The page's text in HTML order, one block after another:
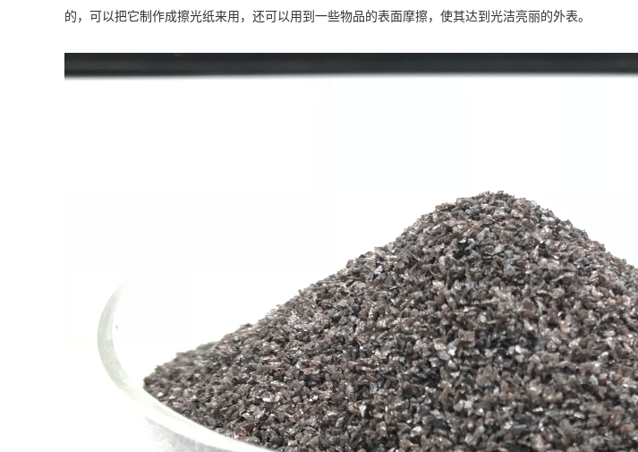
的，可以把它制作成擦光纸来用，还可以用到一些物品的表面摩擦，使其达到光洁亮丽的外表。